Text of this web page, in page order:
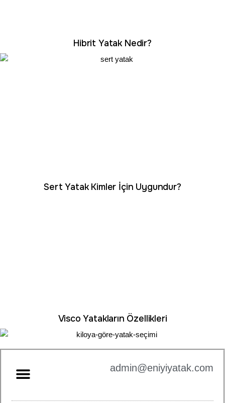
Hibrit Yatak Nedir?
Sert Yatak Kimler İçin Uygundur?
Visco Yatakların Özellikleri
admin@eniyiyatak.com